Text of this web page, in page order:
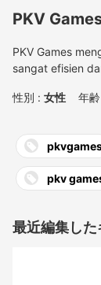
PKV
PKV Games
sangat efisien
性別 : 女性 年
pkv
最近編集し